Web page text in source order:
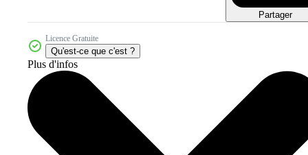
Partager
Licence Gratuite
Qu'est-ce que c'est ?
Plus d'infos